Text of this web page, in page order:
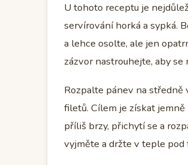
U tohoto receptu je
servírování horká a sypká.
a lehce osolte, ale jen
zázvor nastrouhejte, aby
Rozpalte pánev na
filetů. Cílem je získat
příliš brzy, přichytí se a
vyjměte a držte v teple